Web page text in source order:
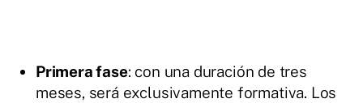
Primera fase: con una duración de tres
meses, será exclusivamente formativa. Los